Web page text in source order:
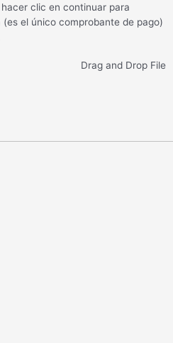
clic en continuar para
el único comprobante de pago)
Drag and Drop File